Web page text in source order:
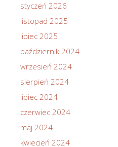
styczeń 2026
listopad 2025
lipiec 2025
październik 2024
wrzesień 2024
sierpień 2024
lipiec 2024
czerwiec 2024
maj 2024
kwiecień 2024